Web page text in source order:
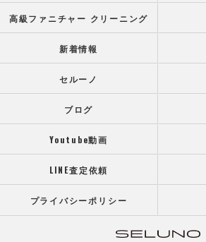
高級ファニチャー クリーニング
新着情報
セルーノ
ブログ
Youtube動画
LINE査定依頼
プライバシーポリシー